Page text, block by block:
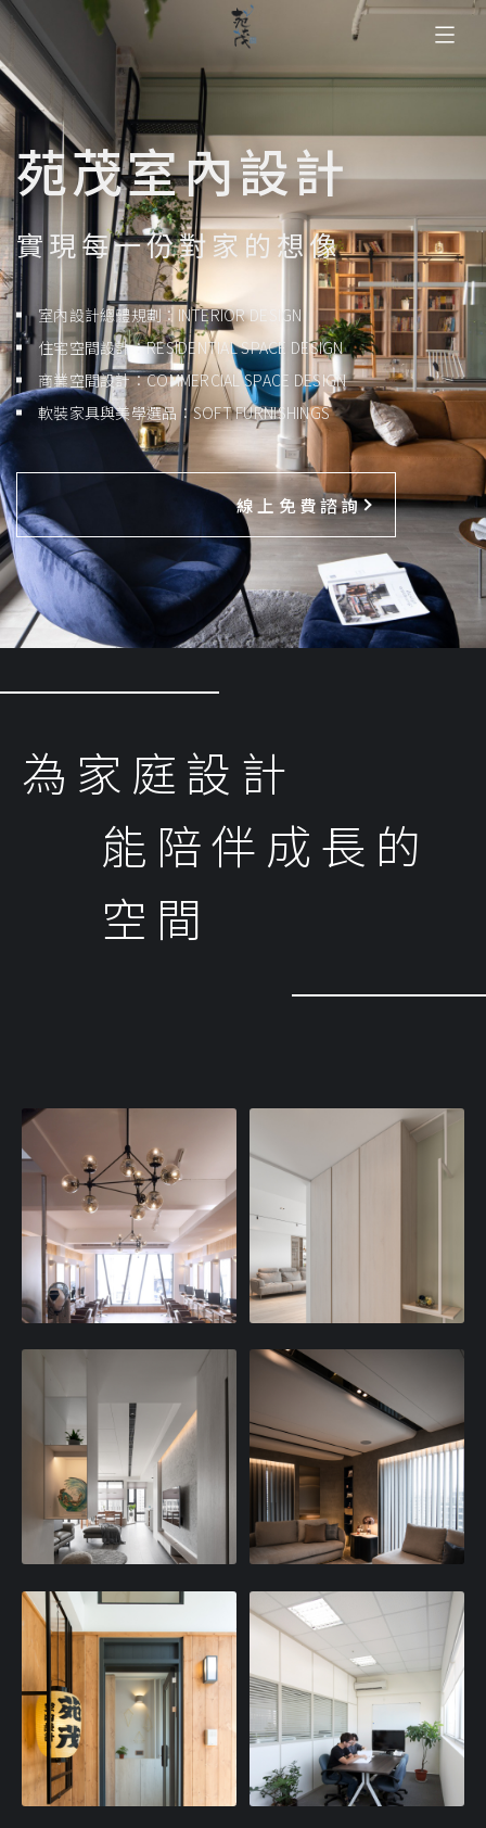
苑茂室內設計
實現每一份對家的想像
室內設計總體規劃：INTERIOR DESIGN
住宅空間設計：RESIDENTIAL SPACE DESIGN
商業空間設計：COMMERCIAL SPACE DESIGN
軟裝家具與美學選品：SOFT FURNISHINGS
線上免費諮詢
為家庭設計
能陪伴成長的
空間